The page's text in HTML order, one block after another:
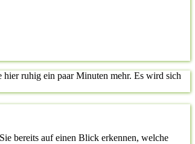
ruhig ein paar Minuten mehr. Es wird sich
bereits auf einen Blick erkennen, welche